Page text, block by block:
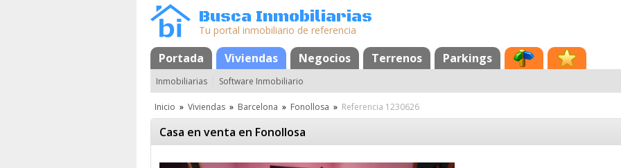
Busca Inmobiliarias
Tu portal inmobiliario de referencia
Portada Viviendas Negocios Terrenos Parkings
MapaFavoritos
Inmobiliarias Software Inmobiliario
Inicio » Viviendas » Barcelona » Fonollosa » Referencia 1230626
Casa en venta en Fonollosa